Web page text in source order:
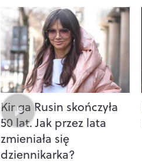
Kinga Rusin skończyła
50 lat. Jak przez lata
zmieniała się
dziennikarka?